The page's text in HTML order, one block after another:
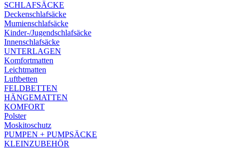
SCHLAFSÄCKE
Deckenschlafsäcke
Mumienschlafsäcke
Kinder-/Jugendschlafsäcke
Innenschlafsäcke
UNTERLAGEN
Komfortmatten
Leichtmatten
Luftbetten
FELDBETTEN
HÄNGEMATTEN
KOMFORT
Polster
Moskitoschutz
PUMPEN + PUMPSÄCKE
KLEINZUBEHÖR